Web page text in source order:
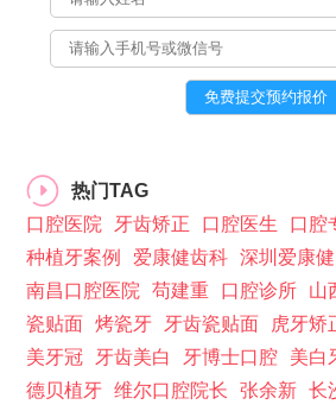
热门TAG
口腔医院
牙齿矫正 口腔医生 口腔
种植牙案例
爱康健齿科 深圳爱康健
南昌口腔医院
苟建重 口腔诊所
山
瓷贴面
烤瓷牙 牙齿瓷贴面 虎牙矫
美牙冠
牙齿美白 牙博士口腔 美白
德贝植牙
维尔口腔院长 张余新 长